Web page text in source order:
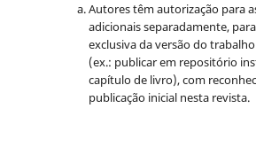
Autores têm autorização para
adicionais separadamente,
exclusiva da versão do
(ex.: publicar em repositório
capítulo de livro), com
publicação inicial nesta revista.